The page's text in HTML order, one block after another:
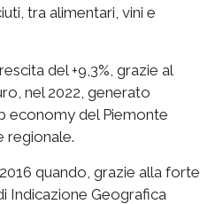
tra alimentari, vini e
del +9,3%, grazie al
nel 2022, generato
economy del Piemonte
regionale.
quando, grazie alla forte
Indicazione Geografica